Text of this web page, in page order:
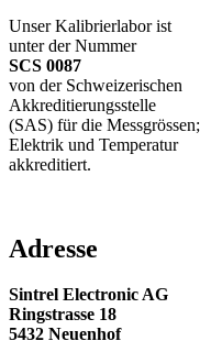
Unser Kalibrierlabor ist
unter der Nummer
SCS 0087
von der Schweizerischen
Akkreditierungsstelle
(SAS) für die Messgrössen;
Elektrik und Temperatur
akkreditiert.
Adresse
Sintrel Electronic AG
Ringstrasse 18
5432 Neuenhof